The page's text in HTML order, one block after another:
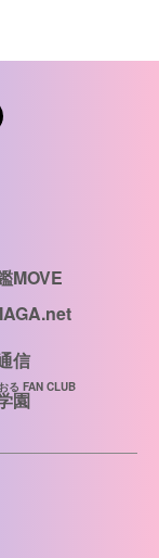
MOVE
信
る FAN CLUB
園